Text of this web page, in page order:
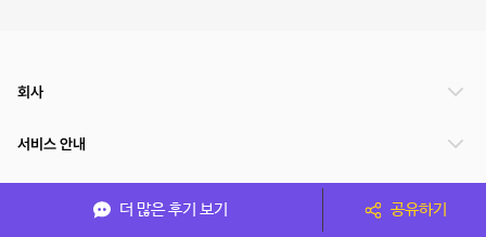
더 많은 후기 보기 공유하기
회사
서비스 안내